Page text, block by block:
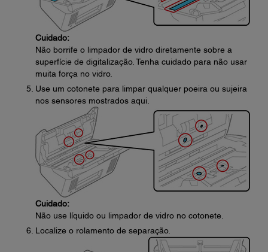
Cuidado:
Não borrife o limpador de vidro diretamente sobre a
superfície de digitalização. Tenha cuidado para não usar
muita força no vidro.
Use um cotonete para limpar qualquer poeira ou sujeira
nos sensores mostrados aqui.
Cuidado:
Não use líquido ou limpador de vidro no cotonete.
Localize o rolamento de separação.